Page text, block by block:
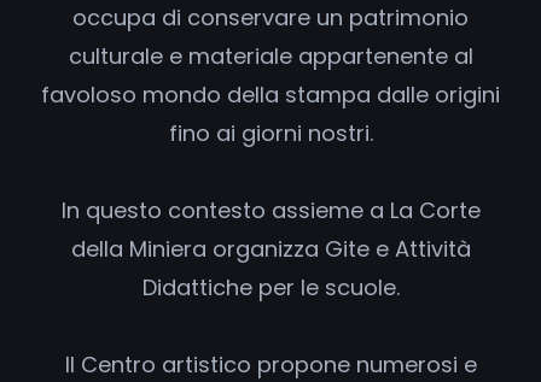
occupa di conservare un patrimonio
culturale e materiale appartenente al
favoloso mondo della stampa dalle origini
fino ai giorni nostri.
In questo contesto assieme a La Corte
della Miniera organizza Gite e Attività
Didattiche per le scuole.
ll Centro artistico propone numerosi e